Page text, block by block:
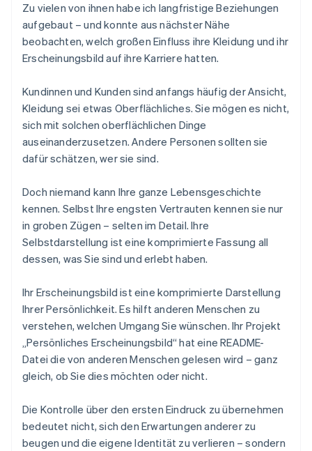
Zu vielen von ihnen habe ich langfristige Beziehungen
aufgebaut – und konnte aus nächster Nähe
beobachten, welch großen Einfluss ihre Kleidung und ihr
Erscheinungsbild auf ihre Karriere hatten.
Kundinnen und Kunden sind anfangs häufig der Ansicht,
Kleidung sei etwas Oberflächliches. Sie mögen es nicht,
sich mit solchen oberflächlichen Dinge
auseinanderzusetzen. Andere Personen sollten sie
dafür schätzen, wer sie sind.
Doch niemand kann Ihre ganze Lebensgeschichte
kennen. Selbst Ihre engsten Vertrauten kennen sie nur
in groben Zügen – selten im Detail. Ihre
Selbstdarstellung ist eine komprimierte Fassung all
dessen, was Sie sind und erlebt haben.
Ihr Erscheinungsbild ist eine komprimierte Darstellung
Ihrer Persönlichkeit. Es hilft anderen Menschen zu
verstehen, welchen Umgang Sie wünschen. Ihr Projekt
„Persönliches Erscheinungsbild“ hat eine README-
Datei die von anderen Menschen gelesen wird – ganz
gleich, ob Sie dies möchten oder nicht.
Die Kontrolle über den ersten Eindruck zu übernehmen
bedeutet nicht, sich den Erwartungen anderer zu
beugen und die eigene Identität zu verlieren – sondern